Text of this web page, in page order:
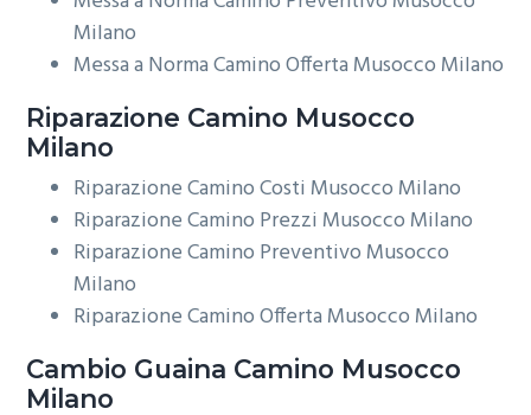
Milano
Messa a Norma Camino Offerta Musocco Milano
Riparazione Camino Musocco
Milano
Riparazione Camino Costi Musocco Milano
Riparazione Camino Prezzi Musocco Milano
Riparazione Camino Preventivo Musocco
Milano
Riparazione Camino Offerta Musocco Milano
Cambio Guaina Camino Musocco
Milano